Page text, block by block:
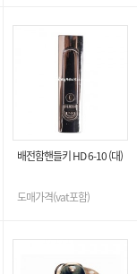
배전함핸들키 HD 6-10 (대)
도매가격(vat포함)